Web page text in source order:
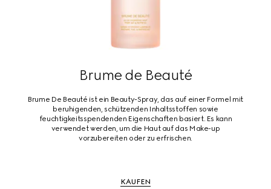
Brume de Beauté
Brume De Beauté ist ein Beauty-Spray, das auf einer Formel mit
beruhigenden, schützenden Inhaltsstoffen sowie
feuchtigkeitsspendenden Eigenschaften basiert. Es kann
verwendet werden, um die Haut auf das Make-up
vorzubereiten oder zu erfrischen.
KAUFEN